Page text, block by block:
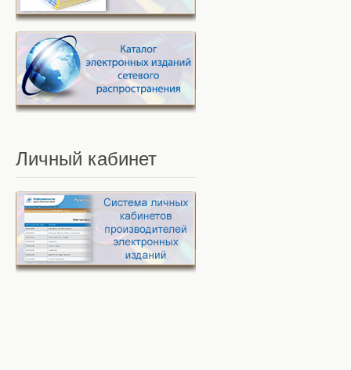
Личный кабинет